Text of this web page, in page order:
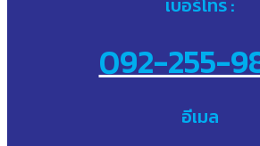
เบอร์โทร :
092-255-
อีเมล